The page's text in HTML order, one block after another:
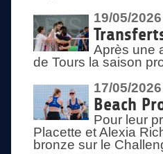
19/05/2026
Après une
de Tours la saison
17/05/2026
Beach
Pour leur
Placette et Alexia
bronze sur le